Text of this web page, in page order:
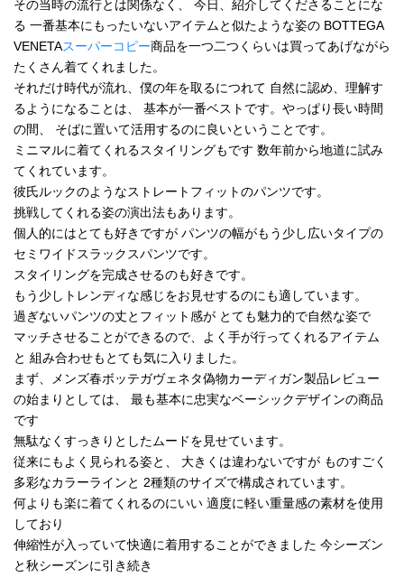
その当時の流行とは関係なく、 今日、紹介してくださることにな
る 一番基本にもったいないアイテムと似たような姿の BOTTEGA
VENETAスーパーコピー商品を一つ二つくらいは買ってあげながら
たくさん着てくれました。
それだけ時代が流れ、僕の年を取るにつれて 自然に認め、理解す
るようになることは、 基本が一番ベストです。やっぱり長い時間
の間、 そばに置いて活用するのに良いということです。
ミニマルに着てくれるスタイリングもです 数年前から地道に試み
てくれています。
彼氏ルックのようなストレートフィットのパンツです。
挑戦してくれる姿の演出法もあります。
個人的にはとても好きですが パンツの幅がもう少し広いタイプの
セミワイドスラックスパンツです。
スタイリングを完成させるのも好きです。
もう少しトレンディな感じをお見せするのにも適しています。
過ぎないパンツの丈とフィット感が とても魅力的で自然な姿で
マッチさせることができるので、よく手が行ってくれるアイテム
と 組み合わせもとても気に入りました。
まず、メンズ春ボッテガヴェネタ偽物カーディガン製品レビュー
の始まりとしては、 最も基本に忠実なベーシックデザインの商品
です
無駄なくすっきりとしたムードを見せています。
従来にもよく見られる姿と、 大きくは違わないですが ものすごく
多彩なカラーラインと 2種類のサイズで構成されています。
何よりも楽に着てくれるのにいい 適度に軽い重量感の素材を使用
しており
伸縮性が入っていて快適に着用することができました 今シーズン
と秋シーズンに引き続き